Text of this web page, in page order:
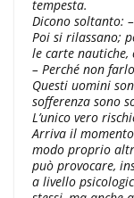
tempesta.
Dicono soltanto:
Poi si rilassano;
le carte
– Perché non
Questi uomini
sofferenza sono
L’unico vero
Arriva il
modo proprio
può provocare,
a livello